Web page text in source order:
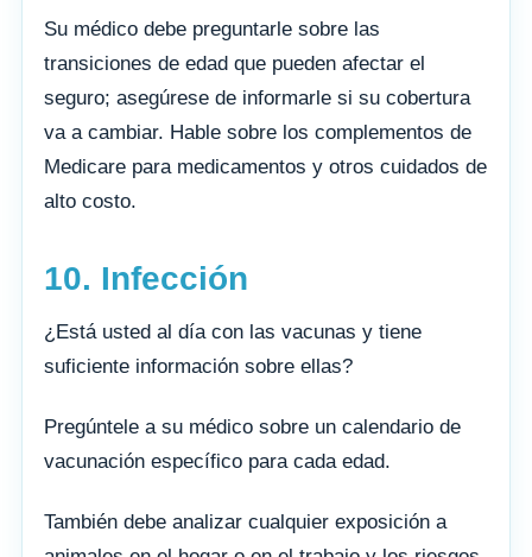
Su médico debe preguntarle sobre las
transiciones de edad que pueden afectar el
seguro; asegúrese de informarle si su cobertura
va a cambiar. Hable sobre los complementos de
Medicare para medicamentos y otros cuidados de
alto costo.
10. Infección
¿Está usted al día con las vacunas y tiene
suficiente información sobre ellas?
Pregúntele a su médico sobre un calendario de
vacunación específico para cada edad.
También debe analizar cualquier exposición a